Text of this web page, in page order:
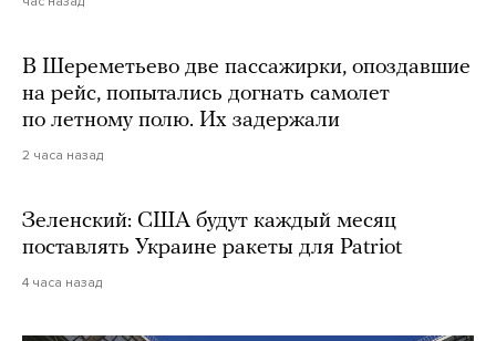
В Шереметьево две пассажирки, опоздавшие
на рейс, попытались догнать самолет
по летному полю. Их задержали
2 часа назад
Зеленский: США будут каждый месяц
поставлять Украине ракеты для Patriot
4 часа назад